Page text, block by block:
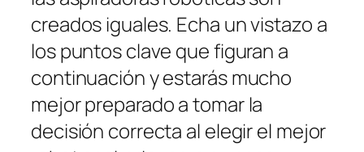
creados iguales. Echa un vistazo a
los puntos clave que figuran a
continuación y estarás mucho
mejor preparado a tomar la
decisión correcta al elegir el mejor